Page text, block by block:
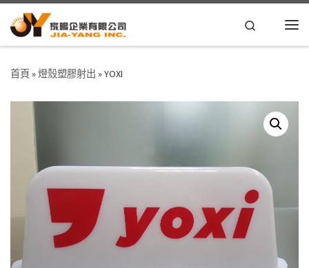
Skip to content Search
首頁 »燈殼塑膠射出 »YOXI